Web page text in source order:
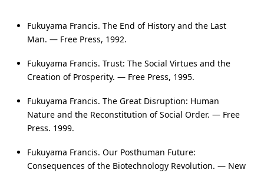
Fukuyama Francis. The End of History and the Last
Man. — Free Press, 1992.
Fukuyama Francis. Trust: The Social Virtues and the
Creation of Prosperity. — Free Press, 1995.
Fukuyama Francis. The Great Disruption: Human
Nature and the Reconstitution of Social Order. — Free
Press. 1999.
Fukuyama Francis. Our Posthuman Future:
Consequences of the Biotechnology Revolution. — New